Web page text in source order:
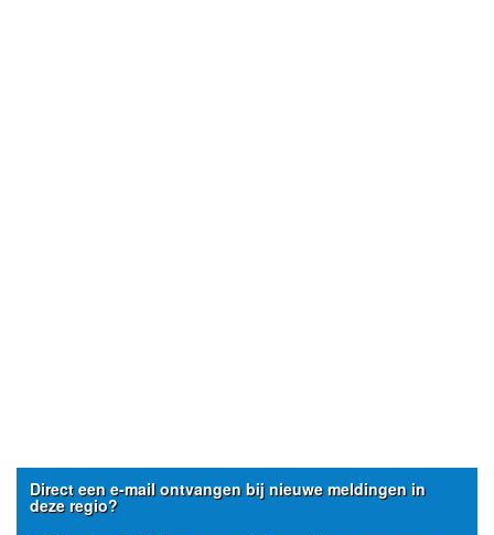
Direct een e-mail ontvangen bij nieuwe meldingen in
deze regio?